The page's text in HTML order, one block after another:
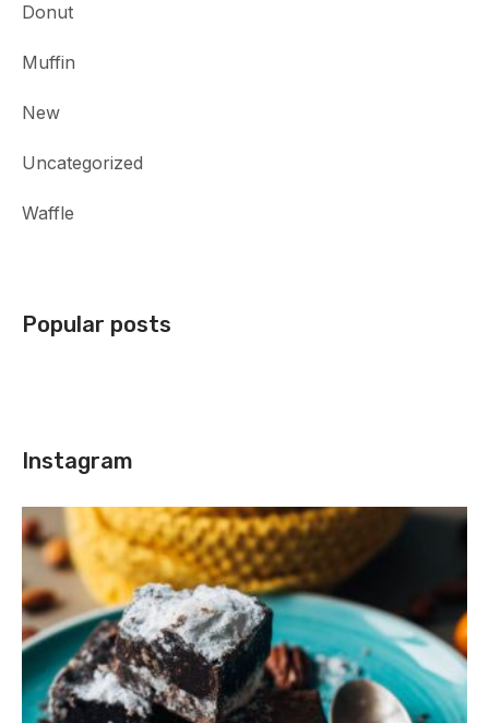
Donut
Muffin
New
Uncategorized
Waffle
Popular posts
Instagram